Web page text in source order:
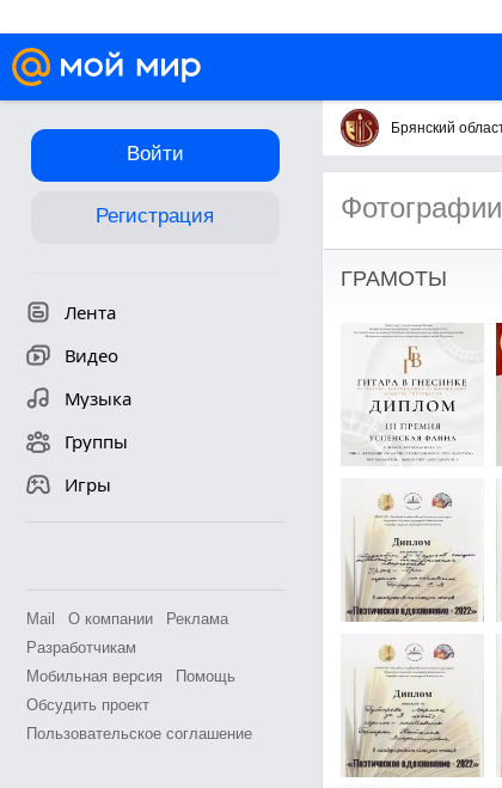
Войти
Регистрация
Лента
Видео
Музыка
Группы
Игры
Mail О компании
Реклама
Разработчикам
Мобильная версия
Помощь
Обсудить проект
Пользовательское соглашение
Фотографии
ГРАМОТЫ